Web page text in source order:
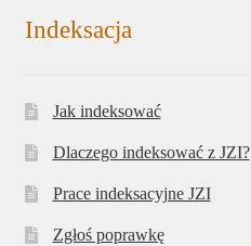
Indeksacja
Jak indeksować
Dlaczego indeksować z JZI?
Prace indeksacyjne JZI
Zgłoś poprawkę